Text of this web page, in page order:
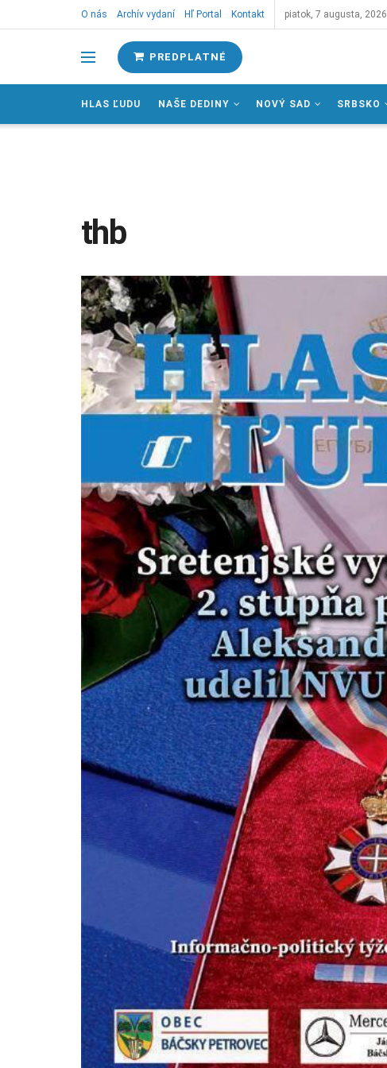
O nás Archív vydaní Hľ Portal Kontakt piatok, 7 augusta, 2026
PREDPLATNÉ
HLAS ĽUDU NAŠE DEDINY NOVÝ SAD SRBSKO
thb